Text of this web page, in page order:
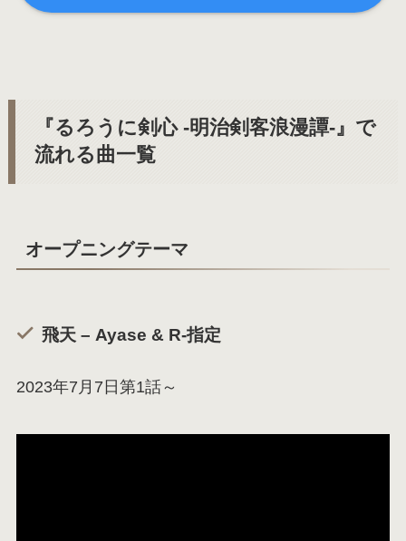
『るろうに剣心 -明治剣客浪漫譚-』で
流れる曲一覧
オープニングテーマ
飛天 – Ayase & R-指定
2023年7月7日第1話～